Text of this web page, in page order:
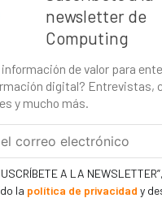
newsletter de
Computing
de valor para
digital? Entrevistas,
y mucho más.
A LA NEWSLETTER”,
la política de privacidady